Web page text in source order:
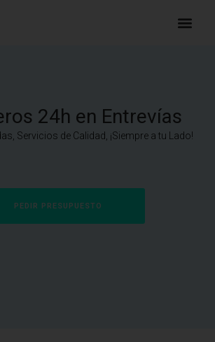
24h en Entrevías
Servicios de Calidad, ¡Siempre a tu Lado!
PEDIR PRESUPUESTO